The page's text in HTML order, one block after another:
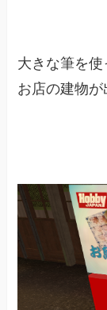
大きな筆を
お店の建物が